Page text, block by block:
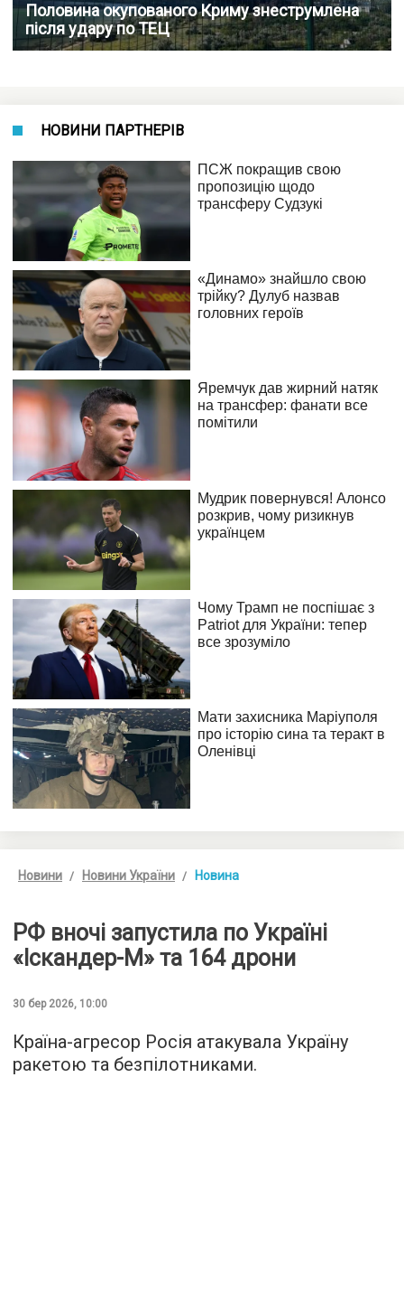
Половина окупованого Криму знеструмлена
після удару по ТЕЦ
НОВИНИ ПАРТНЕРІВ
Новини Новини України Новина
РФ вночі запустила по Україні
«Іскандер-М» та 164 дрони
30 бер 2026, 10:00
Країна-агресор Росія атакувала Україну
ракетою та безпілотниками.